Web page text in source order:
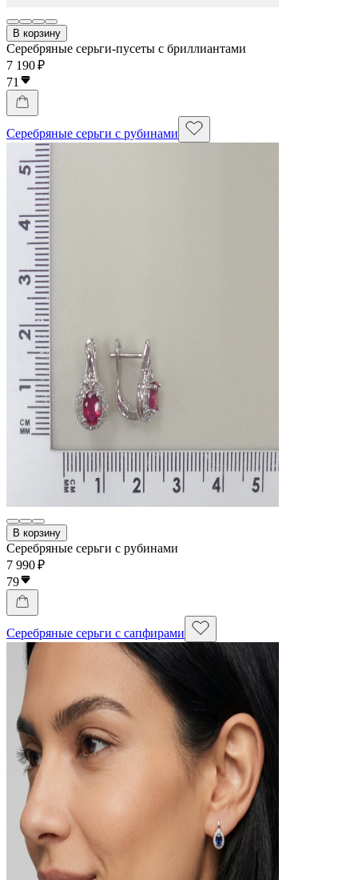
В корзину
Серебряные серьги-пусеты с бриллиантами
7 190 ₽
71
Серебряные серьги с рубинами
В корзину
Серебряные серьги с рубинами
7 990 ₽
79
Серебряные серьги с сапфирами